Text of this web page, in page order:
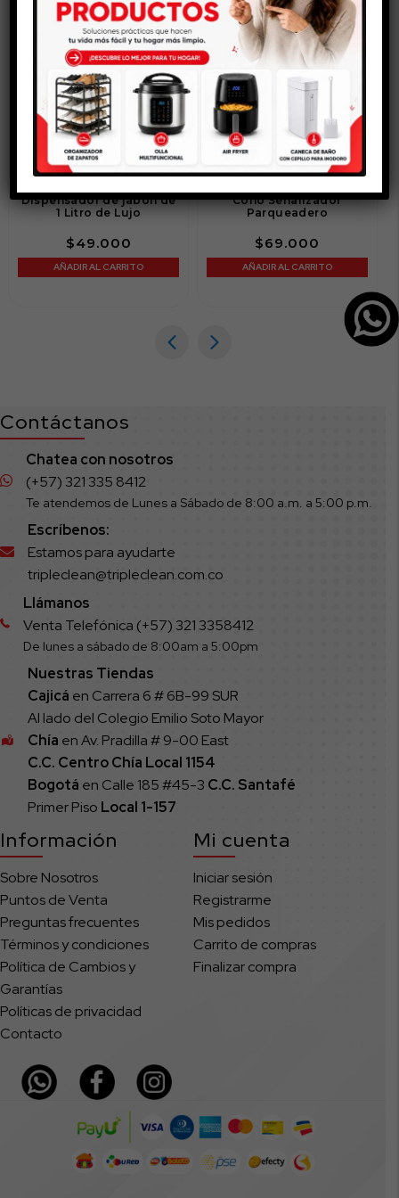
Dispensador de jabón de
1 Litro de Lujo
49.000
AÑADIR AL CARRITO
Cono Señalizador
Parqueadero
69.000
AÑADIR AL CARRITO
Contáctanos
Chatea con nosotros
(+57) 321 335 8412
Te atendemos de Lunes a Sábado de 8:00 a.m. a 5:00 p.m.
Escríbenos:
Estamos para ayudarte
tripleclean@tripleclean.com.co
Llámanos
Venta Telefónica (+57) 321 3358412
De lunes a sábado de 8:00am a 5:00pm
Nuestras Tiendas
Cajicá en Carrera 6 # 6B-99 SUR
Al lado del Colegio Emilio Soto Mayor
Chía en Av. Pradilla # 9-00 East
C.C. Centro Chía Local 1154
Bogotá en Calle 185 #45-3 C.C. Santafé
Primer Piso Local 1-157
Información
Sobre Nosotros
Puntos de Venta
Preguntas frecuentes
Términos y condiciones
Política de Cambios y
Garantías
Políticas de privacidad
Contacto
Mi cuenta
Iniciar sesión
Registrarme
Mis pedidos
Carrito de compras
Finalizar compra